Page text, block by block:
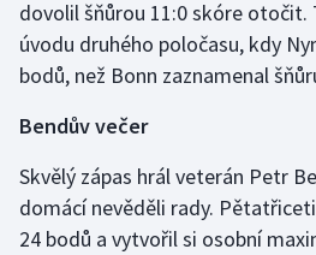
Gymnastika
Jezdectví
dovolil šňůrou 11:0 skóre otočit.
úvodu druhého poločasu, kdy
bodů, než Bonn zaznamenal
Bendův večer
Skvělý zápas hrál veterán Petr
domácí nevěděli rady.
24 bodů a vytvořil si osobní